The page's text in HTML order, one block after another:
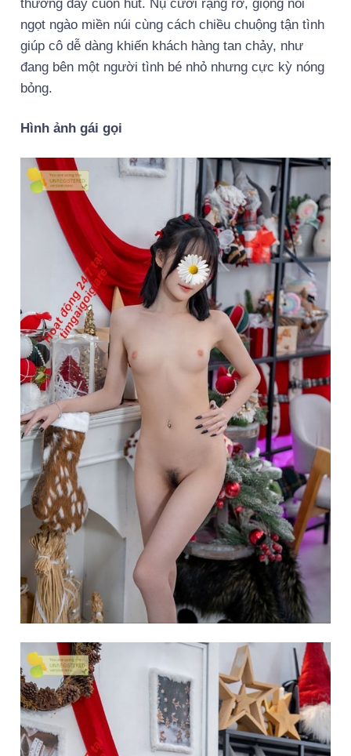
thương đầy cuốn hút. Nụ cười rạng rỡ, giọng nói
ngọt ngào miền núi cùng cách chiều chuộng tận tình
giúp cô dễ dàng khiến khách hàng tan chảy, như
đang bên một người tình bé nhỏ nhưng cực kỳ nóng
bỏng.
Hình ảnh gái gọi